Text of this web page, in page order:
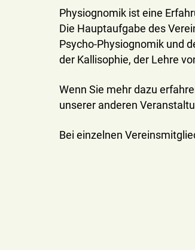
Physiognomik ist eine
Die Hauptaufgabe des
Psycho-Physiognomik und
der Kallisophie, der Lehre
Wenn Sie mehr dazu
unserer anderen
Bei einzelnen